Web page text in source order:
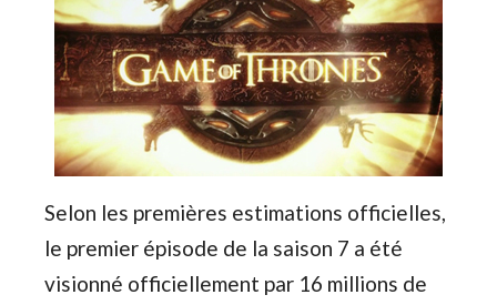
Selon les premières estimations officielles,
le premier épisode de la saison 7 a été
visionné officiellement par 16 millions de